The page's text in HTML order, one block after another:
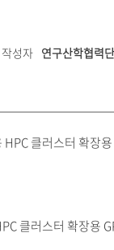
작성자 연구산학협력단
클러스터 확장
클러스터 확장용